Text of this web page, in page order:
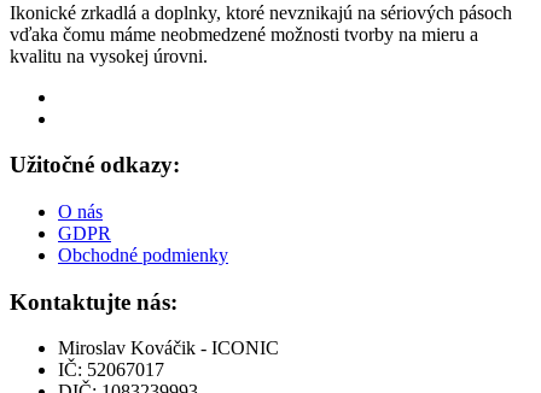
Ikonické zrkadlá a doplnky, ktoré nevznikajú na sériových pásoch
vďaka čomu máme neobmedzené možnosti tvorby na mieru a
kvalitu na vysokej úrovni.
Užitočné odkazy:
O nás
GDPR
Obchodné podmienky
Kontaktujte nás:
Miroslav Kováčik - ICONIC
IČ: 52067017